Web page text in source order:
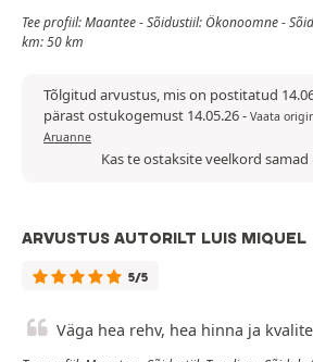
Tee profiil: Maantee - Sõidustiil: Ökonoomne -
km: 50 km
Tõlgitud arvustus, mis on postitatud
pärast ostukogemust 14.05.26- Vaata
Aruanne
Kas te ostaksite veelkord samad
ARVUSTUS AUTORILT LUIS MIQUEL
5/5
Väga hea rehv, hea hinna ja